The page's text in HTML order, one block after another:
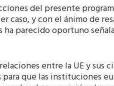
del presente
caso, y con el ánimo de
parecido oportuno
entre la UE y sus
que las instituciones